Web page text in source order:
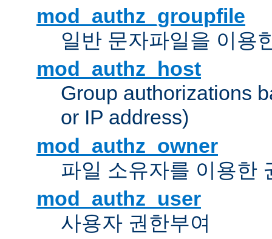
mod_authz_groupfile
일반 문자파일을 이용
mod_authz_host
Group authorizations
or IP address)
mod_authz_owner
파일 소유자를 이용한
mod_authz_user
사용자 권한부여